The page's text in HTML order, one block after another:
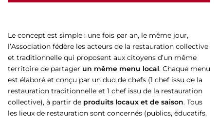
Le concept est simple : une fois par an, le même jour,
l’Association fédère les acteurs de la restauration collective
et traditionnelle qui proposent aux citoyens d’un même
territoire de partager un même menu local. Chaque menu
est élaboré et conçu par un duo de chefs (1 chef issu de la
restauration traditionnelle et 1 chef issu de la restauration
collective), à partir de produits locaux et de saison. Tous
les lieux de restauration sont concernés (publics, éducatifs,